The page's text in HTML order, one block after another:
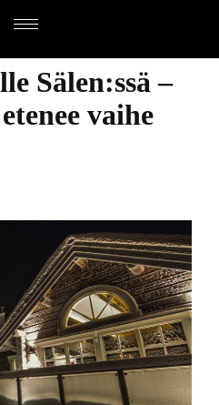
Sälen:ssä –
vaihe